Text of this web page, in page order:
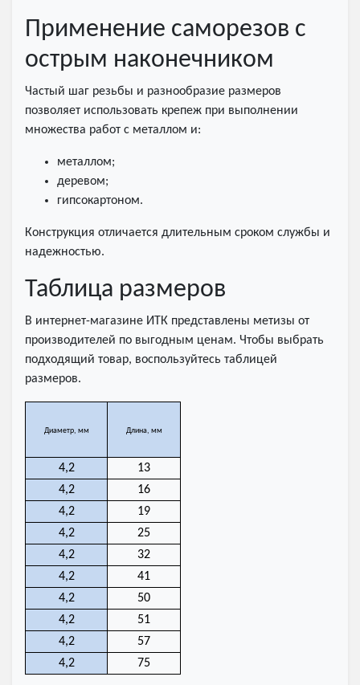
Применение саморезов с
острым наконечником
Частый шаг резьбы и разнообразие размеров
позволяет использовать крепеж при выполнении
множества работ с металлом и:
металлом;
деревом;
гипсокартоном.
Конструкция отличается длительным сроком службы и
надежностью.
Таблица размеров
В интернет-магазине ИТК представлены метизы от
производителей по выгодным ценам. Чтобы выбрать
подходящий товар, воспользуйтесь таблицей
размеров.
Диаметр, мм Длина, мм
4,2
13
4,2
16
4,2
19
4,2
25
4,2
32
4,2
41
4,2
50
4,2
51
4,2
57
4,2
75